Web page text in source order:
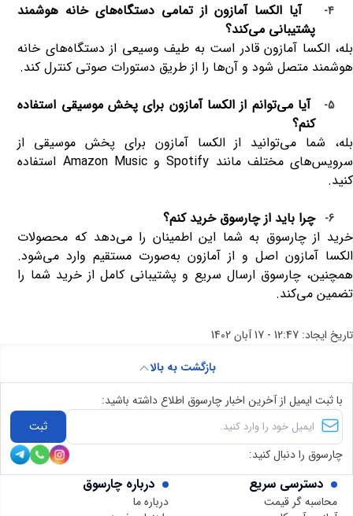
4-
آیا الکسا آمازون از تمامی دستگاه‌های خانه هوشمند
پشتیبانی می‌کند؟
بله، الکسا آمازون قادر است به طیف وسیعی از دستگاه‌های خانه
هوشمند متصل شود و آن‌ها را از طریق دستورات صوتی کنترل کند.
5-
آیا می‌توانم از الکسا آمازون برای پخش موسیقی استفاده
کنم؟
بله، شما می‌توانید از الکسا آمازون برای پخش موسیقی از
سرویس‌های مختلف مانند Spotify و Amazon Music استفاده
کنید.
6-
چرا باید از چارسوق خرید کنم؟
خرید از چارسوق به شما این اطمینان را می‌دهد که محصولات
الکسا آمازون اصل و از آمازون به‌صورت مستقیم وارد می‌شود.
همچنین، چارسوق ارسال سریع و پشتیبانی کامل از خرید شما را
تضمین می‌کند.
تاریخ ایجاد: 12:47 - 17 آبان 1402
دسترسی سریع
محاسبه گر قیمت
درباره چارسوق
درباره ما
بازگشت به بالا
با ثبت ایمیل از آخرین اخبار چارسوق اطلاع داشته باشید:
ثبت
چارسوق را دنبال کنید: